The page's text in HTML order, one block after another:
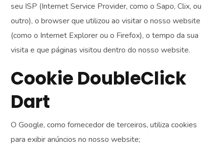
seu ISP (Internet Service Provider, como o Sapo, Clix, ou
outro), o browser que utilizou ao visitar o nosso website
(como o Internet Explorer ou o Firefox), o tempo da sua
visita e que páginas visitou dentro do nosso website.
Cookie DoubleClick
Dart
O Google, como fornecedor de terceiros, utiliza cookies
para exibir anúncios no nosso website;